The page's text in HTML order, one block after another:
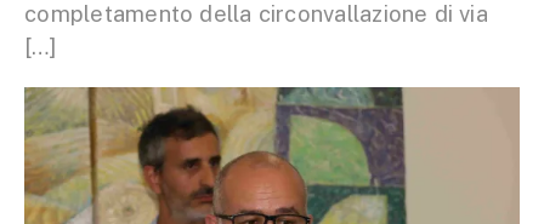
completamento della circonvallazione di via
[…]